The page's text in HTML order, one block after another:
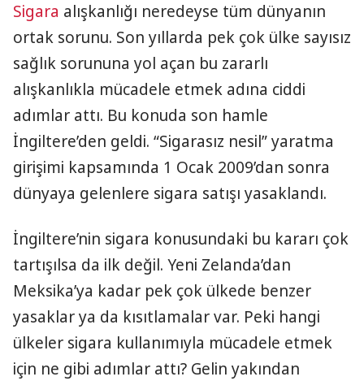
Sigara alışkanlığı neredeyse tüm dünyanın
ortak sorunu. Son yıllarda pek çok ülke sayısız
sağlık sorununa yol açan bu zararlı
alışkanlıkla mücadele etmek adına ciddi
adımlar attı. Bu konuda son hamle
İngiltere’den geldi. “Sigarasız nesil” yaratma
girişimi kapsamında 1 Ocak 2009’dan sonra
dünyaya gelenlere sigara satışı yasaklandı.
İngiltere’nin sigara konusundaki bu kararı çok
tartışılsa da ilk değil. Yeni Zelanda’dan
Meksika’ya kadar pek çok ülkede benzer
yasaklar ya da kısıtlamalar var. Peki hangi
ülkeler sigara kullanımıyla mücadele etmek
için ne gibi adımlar attı? Gelin yakından